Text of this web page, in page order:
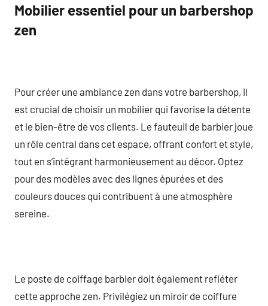
Mobilier essentiel pour un barbershop
zen
Pour créer une ambiance zen dans votre barbershop, il
est crucial de choisir un mobilier qui favorise la détente
et le bien-être de vos clients. Le fauteuil de barbier joue
un rôle central dans cet espace, offrant confort et style,
tout en s’intégrant harmonieusement au décor. Optez
pour des modèles avec des lignes épurées et des
couleurs douces qui contribuent à une atmosphère
sereine.
Le poste de coiffage barbier doit également refléter
cette approche zen. Privilégiez un miroir de coiffure